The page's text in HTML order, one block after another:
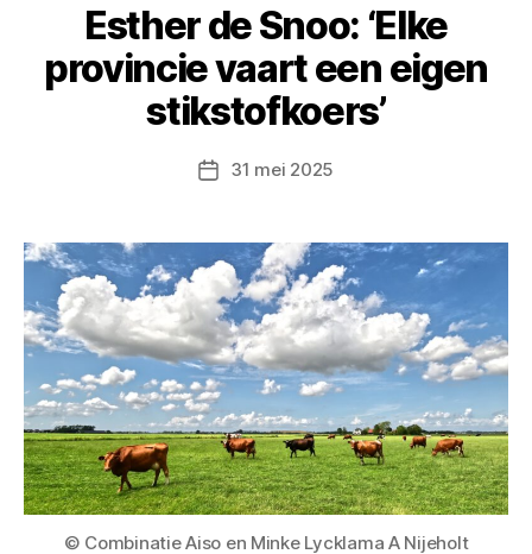
Esther de Snoo: ‘Elke
provincie vaart een eigen
stikstofkoers’
Berichtdatum
31 mei 2025
© Combinatie Aiso en Minke Lycklama A Nijeholt